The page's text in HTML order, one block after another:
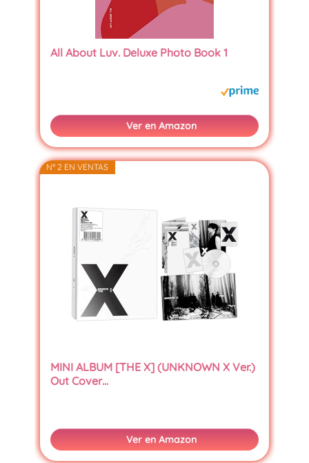
All About Luv. Deluxe Photo Book 1
Ver en Amazon
Nº 2 EN VENTAS
MINI ALBUM [THE X] (UNKNOWN X Ver.)
Out Cover…
Ver en Amazon